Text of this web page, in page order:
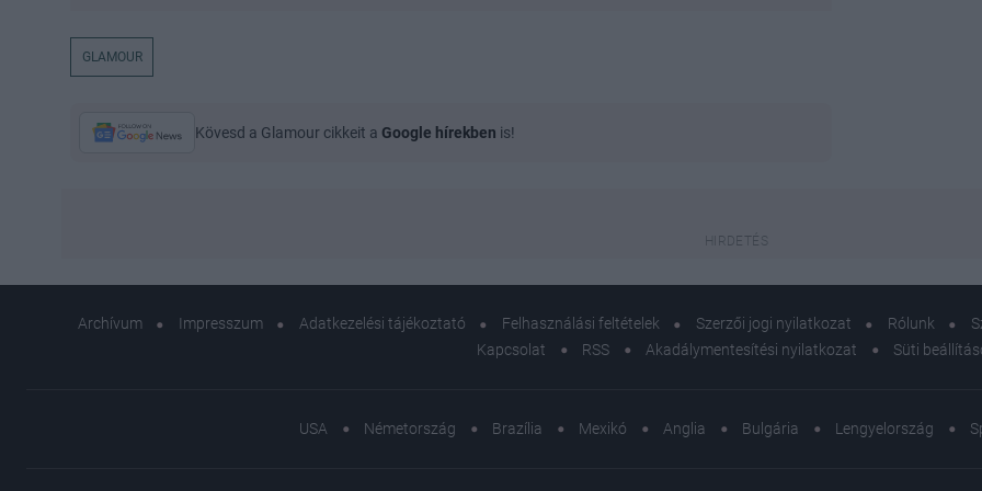
GLAMOUR
Kövesd a Glamour cikkeit a Google hírekben is!
Archívum Impresszum Adatkezelési tájékoztató Felhasználási feltételek Szerzői jogi nyilatkozat Rólunk
Kapcsolat
RSS Akadálymentesítési nyilatkozat Süti
USA Németország Brazília Mexikó Anglia Bulgária Lengyelország